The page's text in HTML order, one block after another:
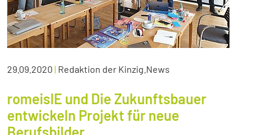
29.09.2020 | Redaktion der Kinzig.News
romeisIE und Die Zukunftsbauer
entwickeln Projekt für neue